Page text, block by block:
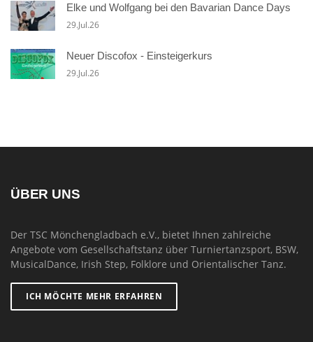
Elke und Wolfgang bei den Bavarian Dance Days
29.Jul.26
Neuer Discofox - Einsteigerkurs
29.Jul.26
ÜBER UNS
Der TSC Mönchengladbach e.V., bietet Ihnen zahlreiche
Angebote vom Gesellschaftstanz über Turniertanzsport, BSW,
MusicalDance, Irish Step, Folklore und Orientalischer Tanz.
ICH MÖCHTE MEHR ERFAHREN